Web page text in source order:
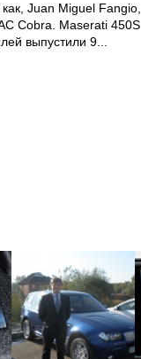
Juan Miguel Fangio,
Cobra. Maserati 450S
выпустили 9...